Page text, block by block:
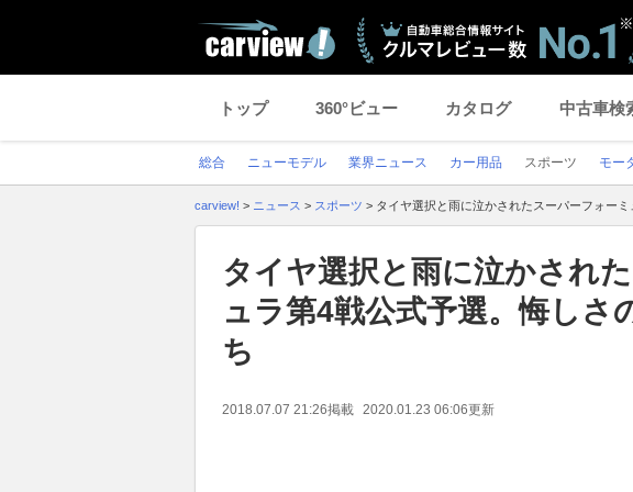
トップ 360°ビュー カタログ 中古車検
総合 ニューモデル 業界ニュース カー用品 スポーツ モー
carview! > ニュース > スポーツ > タイヤ選択と雨に泣かされたスーパーフォー
タイヤ選択と雨に泣かされ
ュラ第4戦公式予選。悔しさ
ち
2018.07.07 21:26掲載 2020.01.23 06:06更新